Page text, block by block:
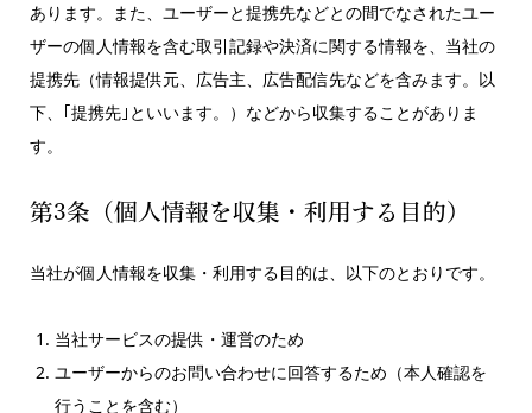
あります。また、ユーザーと提携先などとの間でなされたユー
ザーの個人情報を含む取引記録や決済に関する情報を、当社の
提携先（情報提供元、広告主、広告配信先などを含みます。以
下、｢提携先｣といいます。）などから収集することがありま
す。
第3条（個人情報を収集・利用する目的）
当社が個人情報を収集・利用する目的は、以下のとおりです。
当社サービスの提供・運営のため
ユーザーからのお問い合わせに回答するため（本人確認を
行うことを含む）